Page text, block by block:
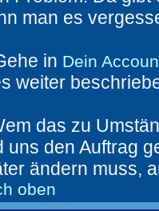
man es
in Dein
weiter
das zu
uns den Auftrag
ändern muss,
oben